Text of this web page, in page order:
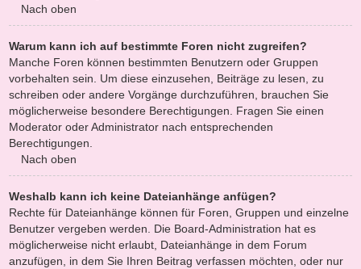
Nach oben
Warum kann ich auf bestimmte Foren nicht zugreifen?
Manche Foren können bestimmten Benutzern oder Gruppen
vorbehalten sein. Um diese einzusehen, Beiträge zu lesen, zu
schreiben oder andere Vorgänge durchzuführen, brauchen Sie
möglicherweise besondere Berechtigungen. Fragen Sie einen
Moderator oder Administrator nach entsprechenden
Berechtigungen.
Nach oben
Weshalb kann ich keine Dateianhänge anfügen?
Rechte für Dateianhänge können für Foren, Gruppen und einzelne
Benutzer vergeben werden. Die Board-Administration hat es
möglicherweise nicht erlaubt, Dateianhänge in dem Forum
anzufügen, in dem Sie Ihren Beitrag verfassen möchten, oder nur